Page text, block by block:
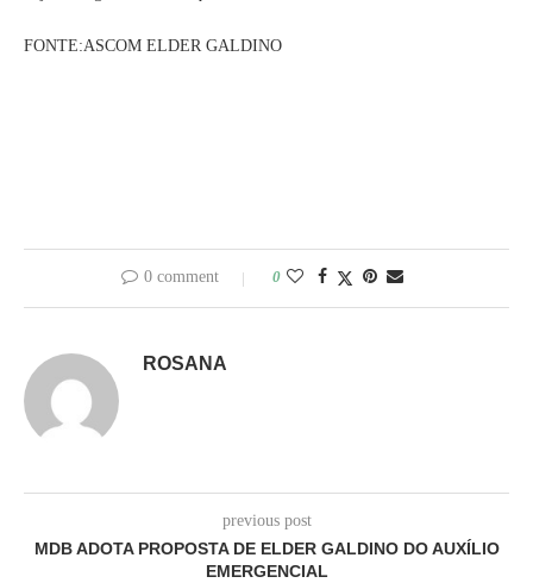
FONTE:ASCOM ELDER GALDINO
0 comment 0
ROSANA
previous post
MDB ADOTA PROPOSTA DE ELDER GALDINO DO AUXÍLIO
EMERGENCIAL